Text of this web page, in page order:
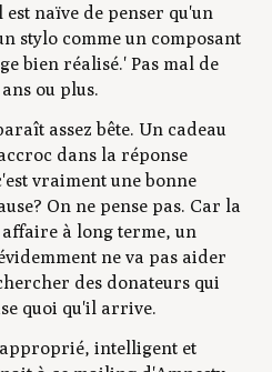
naïve de penser qu'un
stylo comme un composant
bien réalisé.'Pas mal de
ou plus.
assez bête. Un cadeau
dans la réponse
vraiment une bonne
On ne pense pas. Car la
à long terme, un
ne va pas aider
des donateurs qui
quoi qu'il arrive.
intelligent et